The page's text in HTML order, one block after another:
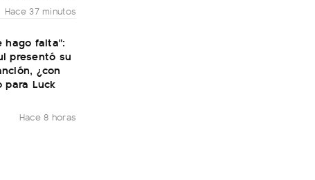
Hace 37 minutos
hago falta":
presentó su
¿con
para Luck
Hace 8 horas